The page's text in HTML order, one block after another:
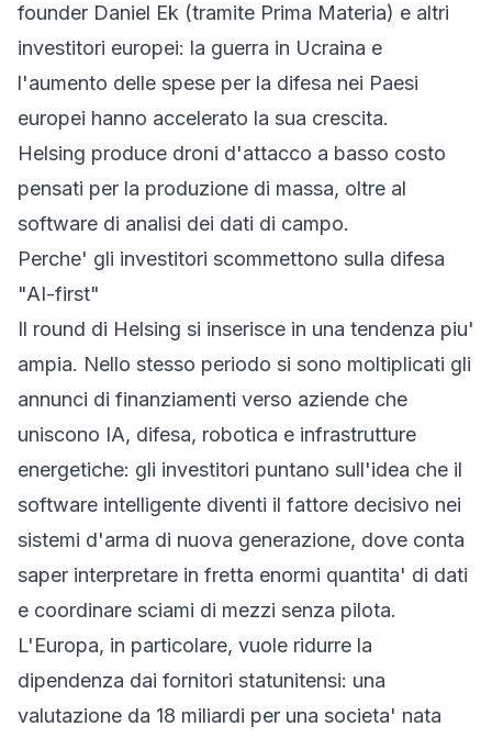
founder Daniel Ek (tramite Prima Materia) e altri
investitori europei: la guerra in Ucraina e
l'aumento delle spese per la difesa nei Paesi
europei hanno accelerato la sua crescita.
Helsing produce droni d'attacco a basso costo
pensati per la produzione di massa, oltre al
software di analisi dei dati di campo.
Perche' gli investitori scommettono sulla difesa
"AI-first"
Il round di Helsing si inserisce in una tendenza piu'
ampia. Nello stesso periodo si sono moltiplicati gli
annunci di finanziamenti verso aziende che
uniscono IA, difesa, robotica e infrastrutture
energetiche: gli investitori puntano sull'idea che il
software intelligente diventi il fattore decisivo nei
sistemi d'arma di nuova generazione, dove conta
saper interpretare in fretta enormi quantita' di dati
e coordinare sciami di mezzi senza pilota.
L'Europa, in particolare, vuole ridurre la
dipendenza dai fornitori statunitensi: una
valutazione da 18 miliardi per una societa' nata